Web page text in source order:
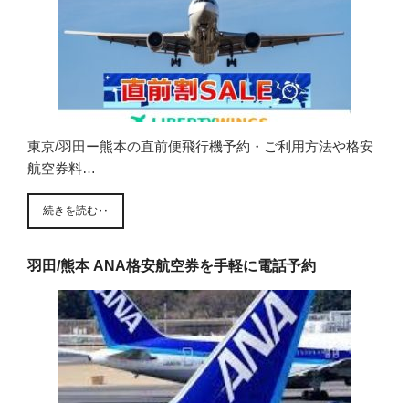
東京/羽田ー熊本の直前便飛行機予約・ご利用方法や格安
航空券料…
続きを読む‥
羽田/熊本 ANA格安航空券を手軽に電話予約